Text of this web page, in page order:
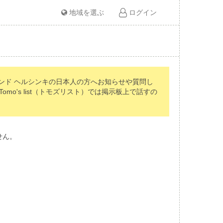
地域を選ぶ ログイン
ヘルシンキの日本人の方へお知らせや質問し
list（トモズリスト）では掲示板上で話すの
。